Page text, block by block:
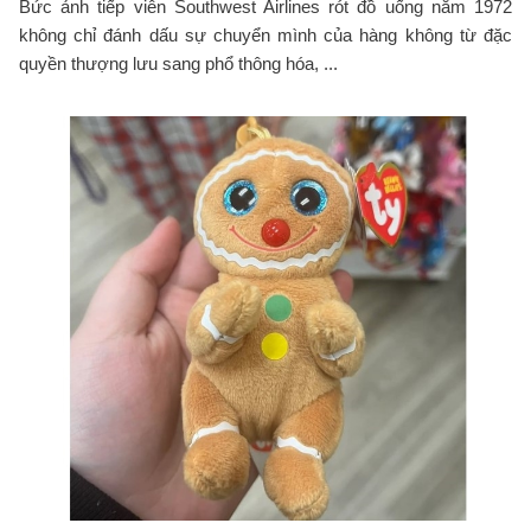
Bức ảnh tiếp viên Southwest Airlines rót đồ uống năm 1972
không chỉ đánh dấu sự chuyển mình của hàng không từ đặc
quyền thượng lưu sang phổ thông hóa, ...